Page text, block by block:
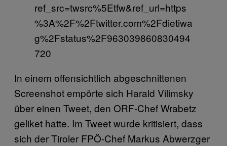
ref_src=twsrc%5Etfw&ref_url=https
%3A%2F%2Ftwitter.com%2Fdietiwa
g%2Fstatus%2F963039860830494
720
In einem offensichtlich abgeschnittenen
Screenshot empörte sich Harald Vilimsky
über einen Tweet, den ORF-Chef Wrabetz
geliket hatte. Im Tweet wurde kritisiert, dass
sich der Tiroler FPÖ-Chef Markus Abwerzger